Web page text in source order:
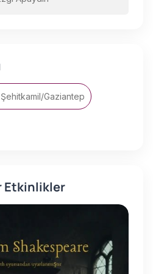
Gaziantep
Etkinlikler